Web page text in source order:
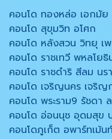
คอนโด ทองหล่อ เอกมั
คอนโด สุขุมวิท อโศก
คอนโด หลังสวน วิทยุ เ
คอนโด ราชเทวี พหลโยธิ
คอนโด ราชดำริ สีลม นร
คอนโด เจริญนคร เจริญ
คอนโด พระราม9 รัชดา
คอนโด อ่อนนุช อุดมสุข
คอนโดภูเก็ต อพาร์ทเม้น